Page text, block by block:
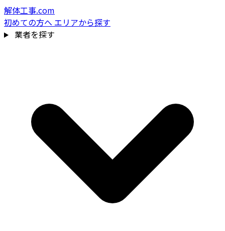
解体工事.com
初めての方へ エリアから探す
業者を探す